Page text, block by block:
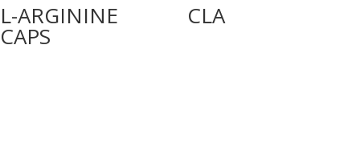
L-ARGININE
CAPS
CLA